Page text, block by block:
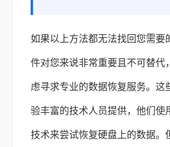
如果以上方法都无法找回您需要
件对您来说非常重要且不可替代
虑寻求专业的数据恢复服务。这
验丰富的技术人员提供，他们使
技术来尝试恢复硬盘上的数据。